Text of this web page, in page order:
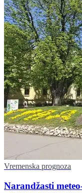
Vremenska prognoza
Narandžasti